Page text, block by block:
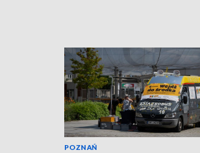
POZNAŃ